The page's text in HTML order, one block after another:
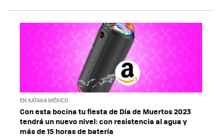
EN XATAKA MÉXICO
Con esta bocina tu fiesta de Día de Muertos 2023
tendrá un nuevo nivel: con resistencia al agua y
más de 15 horas de batería